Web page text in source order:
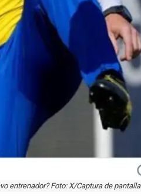
entrenador? Foto: X/Captura de pantalla